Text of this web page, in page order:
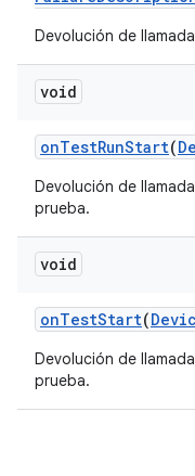
Devolución de
void
onTestRunStart(
Devolución de
prueba.
void
onTestStart(
Devolución de
prueba.